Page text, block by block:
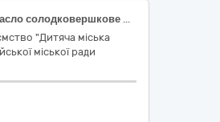
Вершкове масло (Масло солодковершкове 82%)
"Дитяча міська
міської ради